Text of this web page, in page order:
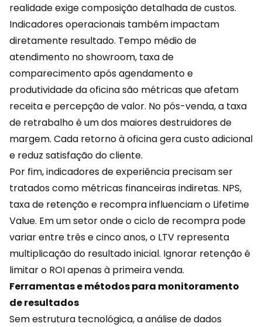
realidade exige composição detalhada de custos.
Indicadores operacionais também impactam
diretamente resultado. Tempo médio de
atendimento no showroom, taxa de
comparecimento após agendamento e
produtividade da oficina são métricas que afetam
receita e percepção de valor. No pós-venda, a taxa
de retrabalho é um dos maiores destruidores de
margem. Cada retorno à oficina gera custo adicional
e reduz satisfação do cliente.
Por fim, indicadores deexperiência precisam ser
tratados como métricas financeiras indiretas. NPS,
taxa de retenção e recompra influenciam o Lifetime
Value. Em um setor onde o ciclo de recompra pode
variar entre três e cinco anos, o LTV representa
multiplicação do resultado inicial. Ignorar retenção é
limitar o ROI apenas à primeira venda.
Ferramentas e métodos para monitoramento
de resultados
Sem estrutura tecnológica, a análise de dados